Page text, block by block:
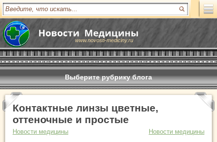
www.novosti-mediciny.ru
Выберите рубрику блога
Контактные линзы цветные,
оттеночные и простые
Новости медицины
Новости медицины